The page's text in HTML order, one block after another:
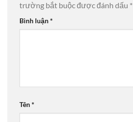
trường bắt buộc được đánh dấu *
Bình luận*
Tên*